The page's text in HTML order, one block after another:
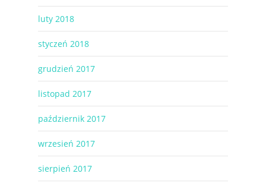
luty 2018
styczeń 2018
grudzień 2017
listopad 2017
październik 2017
wrzesień 2017
sierpień 2017